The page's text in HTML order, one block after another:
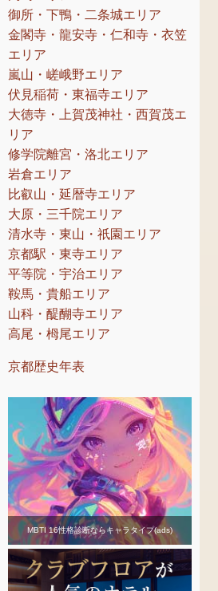
御所・下鴨・二条城エリア
金閣寺・龍安寺・仁和寺・衣笠
エリア
嵐山・嵯峨野エリア
伏見稲荷・東福寺エリア
大徳寺・上賀茂神社・西賀茂エ
リア
修学院離宮・洛北エリア
岩倉エリア
比叡山・延暦寺エリア
大原・三千院エリア
清水寺・東山・祇園エリア
京都駅・東寺エリア
平等院・宇治エリア
鞍馬・貴船エリア
山科・醍醐寺エリア
高尾・栂尾エリア
京都歴史年表
MBTI 16性格診断ならキャラタイプ(ads)